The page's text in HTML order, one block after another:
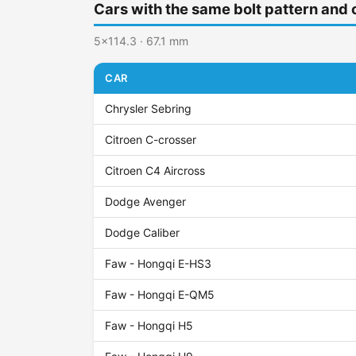
Cars with the same bolt pattern and
5x114.3 · 67.1 mm
CAR
Chrysler Sebring
Citroen C-crosser
Citroen C4 Aircross
Dodge Avenger
Dodge Caliber
Faw - Hongqi E-HS3
Faw - Hongqi E-QM5
Faw - Hongqi H5